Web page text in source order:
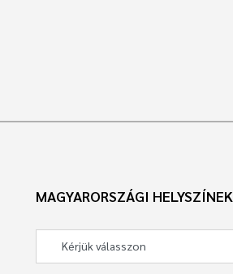
MAGYARORSZÁGI HELYSZÍNEK